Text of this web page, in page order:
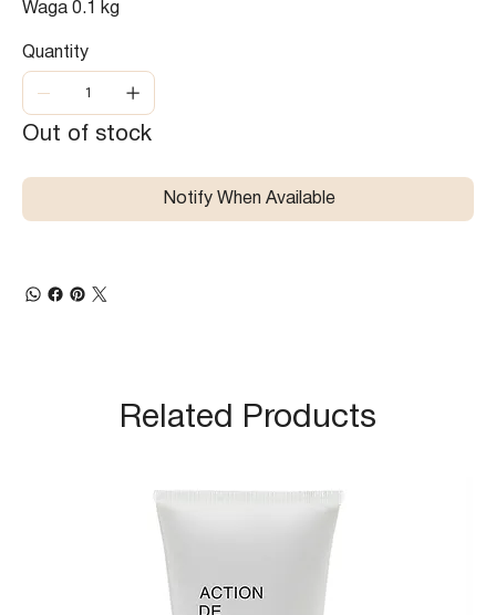
Waga 0.1 kg
Quantity
Out of stock
Notify When Available
Related Products